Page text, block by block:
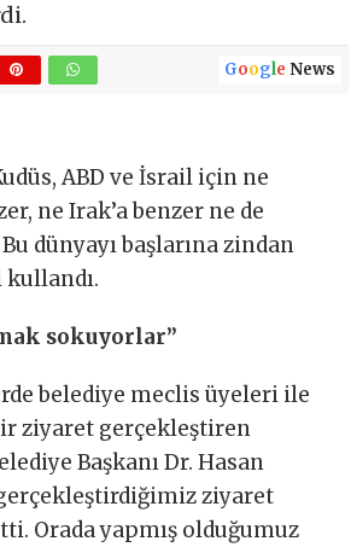
Google News
ABD ve İsrail için ne
ne Irak’a benzer ne de
dünyayı başlarına zindan
sokuyorlar”
belediye meclis üyeleri ile
ziyaret gerçekleştiren
Başkanı Dr. Hasan
gerçekleştirdiğimiz ziyaret
Orada yapmış olduğumuz